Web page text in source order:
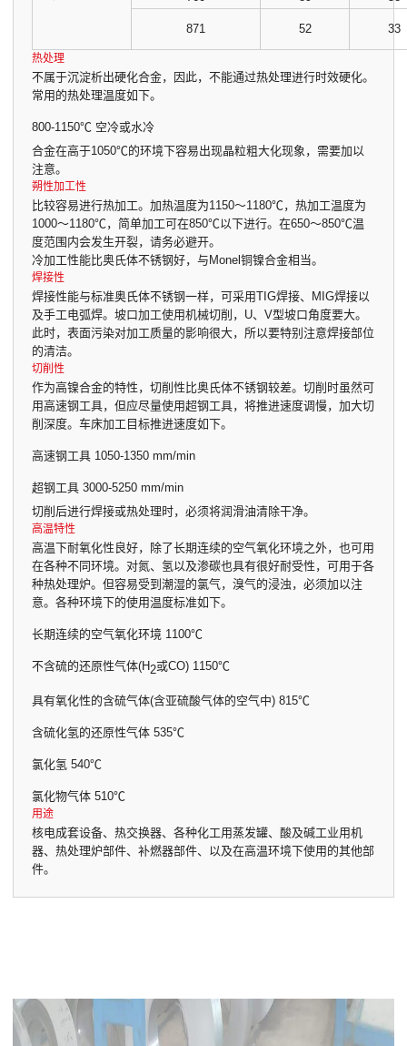
871 52 33
热处理
不属于沉淀析出硬化合金，因此，不能通过热处理进行时效硬化。
常用的热处理温度如下。
800-1150℃ 空冷或水冷
合金在高于1050℃的环境下容易出现晶粒粗大化现象，需要加以
注意。
朔性加工性
比较容易进行热加工。加热温度为1150～1180℃，热加工温度为
1000～1180℃，简单加工可在850℃以下进行。在650～850℃温
度范围内会发生开裂，请务必避开。
冷加工性能比奥氏体不锈钢好，与Monel铜镍合金相当。
焊接性
焊接性能与标准奥氏体不锈钢一样，可采用TIG焊接、MIG焊接以
及手工电弧焊。坡口加工使用机械切削，U、V型坡口角度要大。
此时，表面污染对加工质量的影响很大，所以要特别注意焊接部位
的清洁。
切削性
作为高镍合金的特性，切削性比奥氏体不锈钢较差。切削时虽然可
用高速钢工具，但应尽量使用超钢工具，将推进速度调慢，加大切
削深度。车床加工目标推进速度如下。
高速钢工具 1050-1350 mm/min
超钢工具 3000-5250 mm/min
切削后进行焊接或热处理时，必须将润滑油清除干净。
高温特性
高温下耐氧化性良好，除了长期连续的空气氧化环境之外，也可用
在各种不同环境。对氮、氢以及渗碳也具有很好耐受性，可用于各
种热处理炉。但容易受到潮湿的氯气，溴气的浸浊，必须加以注
意。各种环境下的使用温度标准如下。
长期连续的空气氧化环境 1100℃
不含硫的还原性气体(H 2或CO) 1150℃
具有氧化性的含硫气体(含亚硫酸气体的空气中) 815℃
含硫化氢的还原性气体 535℃
氯化氢 540℃
氯化物气体 510℃
用途
核电成套设备、热交换器、各种化工用蒸发罐、酸及碱工业用机
器、热处理炉部件、补燃器部件、以及在高温环境下使用的其他部
件。